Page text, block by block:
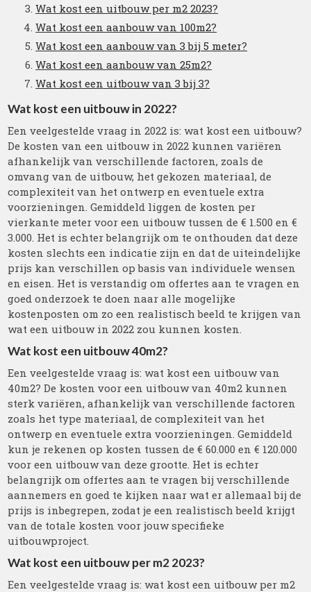
Wat kost een uitbouw per m2 2023?
Wat kost een aanbouw van 100m2?
Wat kost een aanbouw van 3 bij 5 meter?
Wat kost een aanbouw van 25m2?
Wat kost een uitbouw van 3 bij 3?
Wat kost een uitbouw in 2022?
Een veelgestelde vraag in 2022 is: wat kost een uitbouw?
De kosten van een uitbouw in 2022 kunnen variëren
afhankelijk van verschillende factoren, zoals de
omvang van de uitbouw, het gekozen materiaal, de
complexiteit van het ontwerp en eventuele extra
voorzieningen. Gemiddeld liggen de kosten per
vierkante meter voor een uitbouw tussen de € 1.500 en €
3.000. Het is echter belangrijk om te onthouden dat deze
kosten slechts een indicatie zijn en dat de uiteindelijke
prijs kan verschillen op basis van individuele wensen
en eisen. Het is verstandig om offertes aan te vragen en
goed onderzoek te doen naar alle mogelijke
kostenposten om zo een realistisch beeld te krijgen van
wat een uitbouw in 2022 zou kunnen kosten.
Wat kost een uitbouw 40m2?
Een veelgestelde vraag is: wat kost een uitbouw van
40m2? De kosten voor een uitbouw van 40m2 kunnen
sterk variëren, afhankelijk van verschillende factoren
zoals het type materiaal, de complexiteit van het
ontwerp en eventuele extra voorzieningen. Gemiddeld
kun je rekenen op kosten tussen de € 60.000 en € 120.000
voor een uitbouw van deze grootte. Het is echter
belangrijk om offertes aan te vragen bij verschillende
aannemers en goed te kijken naar wat er allemaal bij de
prijs is inbegrepen, zodat je een realistisch beeld krijgt
van de totale kosten voor jouw specifieke
uitbouwproject.
Wat kost een uitbouw per m2 2023?
Een veelgestelde vraag is: wat kost een uitbouw per m2